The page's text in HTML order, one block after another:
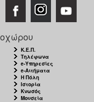
Κ.Ε.Π.
Τηλέφωνα
e-Υπηρεσίες
e-Αιτήματα
Η Πόλη
Ιστορία
Κνωσός
Μουσεία